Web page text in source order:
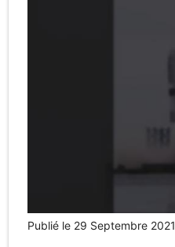
Publié le 29 Septembre 2021